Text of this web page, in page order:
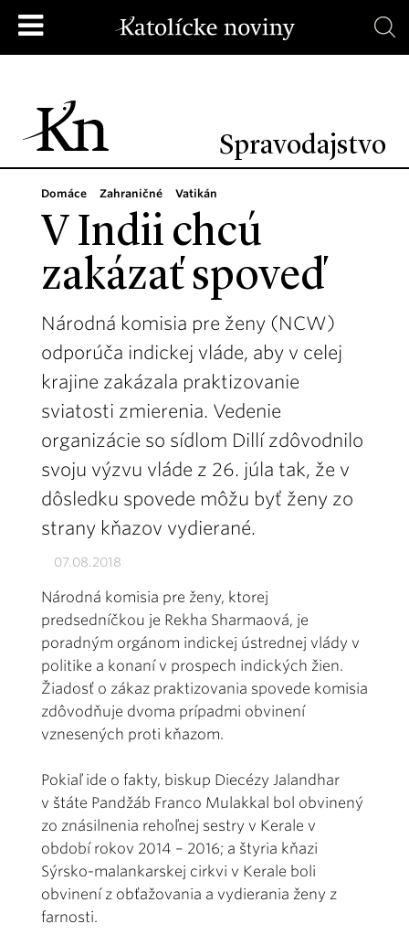
Spravodajstvo
Domáce Zahraničné Vatikán
V Indii chcú
zakázať spoveď
Národná komisia pre ženy (NCW)
odporúča indickej vláde, aby v celej
krajine zakázala praktizovanie
sviatosti zmierenia. Vedenie
organizácie so sídlom Dillí zdôvodnilo
svoju výzvu vláde z 26. júla tak, že v
dôsledku spovede môžu byť ženy zo
strany kňazov vydierané.
07.08.2018
Národná komisia pre ženy, ktorej
predsedníčkou je Rekha Sharmaová, je
poradným orgánom indickej ústrednej vlády v
politike a konaní v prospech indických žien.
Žiadosť o zákaz praktizovania spovede komisia
zdôvodňuje dvoma prípadmi obvinení
vznesených proti kňazom.
Pokiaľ ide o fakty, biskup Diecézy Jalandhar
v štáte Pandžáb Franco Mulakkal bol obvinený
zo znásilnenia rehoľnej sestry v Kerale v
období rokov 2014 – 2016; a štyria kňazi
Sýrsko-malankarskej cirkvi v Kerale boli
obvinení z obťažovania a vydierania ženy z
farnosti.